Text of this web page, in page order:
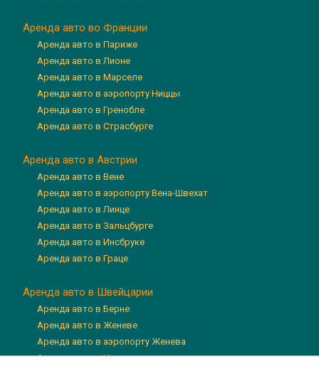
Аренда авто во Франции
Аренда авто в Париже
Аренда авто в Лионе
Аренда авто в Марселе
Аренда авто в аэропорту Ниццы
Аренда авто в Гренобле
Аренда авто в Страсбурге
Аренда авто в Австрии
Аренда авто в Вене
Аренда авто в аэропорту Вена-Швехат
Аренда авто в Линце
Аренда авто в Зальцбурге
Аренда авто в Инсбруке
Аренда авто в Граце
Аренда авто в Швейцарии
Аренда авто в Берне
Аренда авто в Женеве
Аренда авто в аэропорту Женева
Аренда авто в Цюрихе